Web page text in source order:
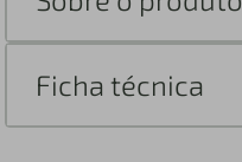
Ficha técnica